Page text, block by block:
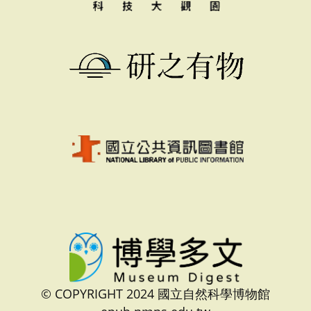
© COPYRIGHT 2024 國立自然科學博物館